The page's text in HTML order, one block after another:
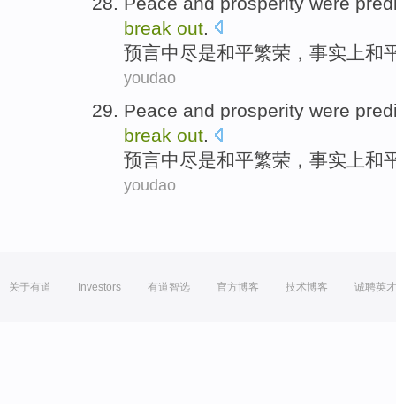
break out
预言中尽是和平繁荣 ， 事实上和
youdao
Peace and prosperity were
break out.
预言中尽是和平繁荣 ， 事实上和
youdao
关于有道 Investors 有道智选 官方博客 技术博客 诚聘英才